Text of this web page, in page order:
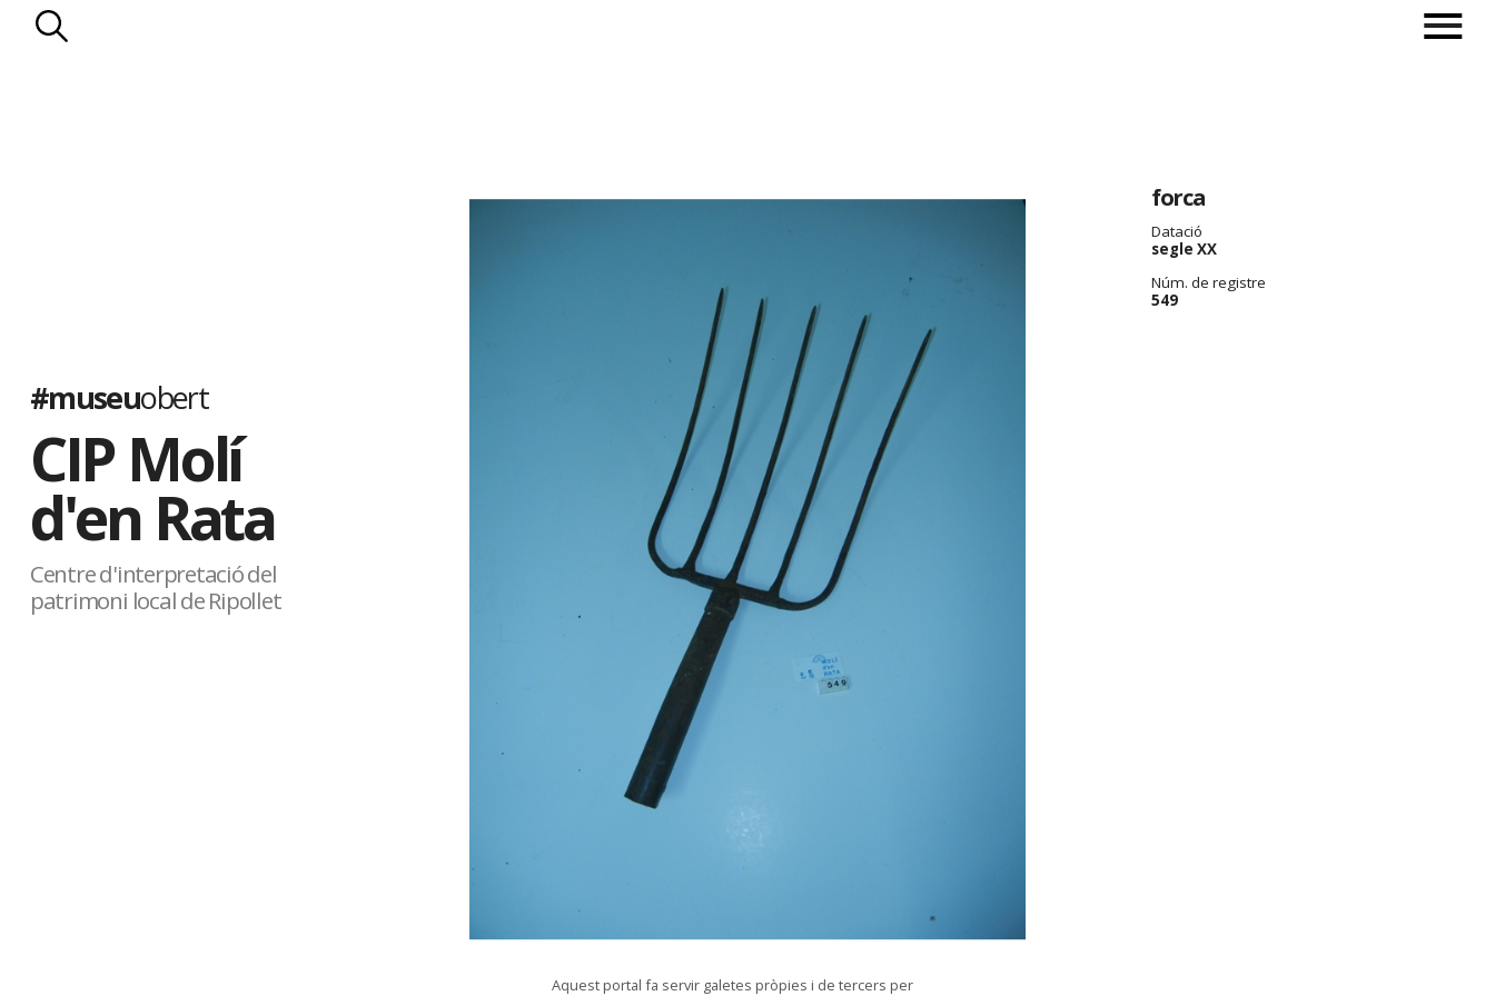
#museuobert
CIP Molí
d'en Rata
Centre d'interpretació del
patrimoni local de Ripollet
forca
Datació
segle XX
Núm. de registre
549
Aquest portal fa servir galetes pròpies i de tercers per